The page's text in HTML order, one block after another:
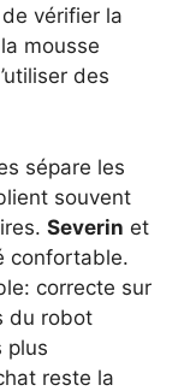
vérifier la
mousse
des
sépare les
souvent
Severin et
confortable.
correcte sur
du robot
plus
reste la